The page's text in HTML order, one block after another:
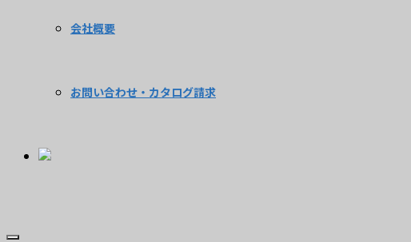
会社概要
お問い合わせ・カタログ請求